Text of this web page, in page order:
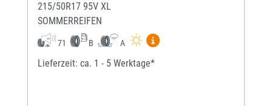
215/50R17 95V XL
SOMMERREIFEN
71 B A
Mehr Informationen zum
Lieferzeit: ca. 1 - 5 Werktage*